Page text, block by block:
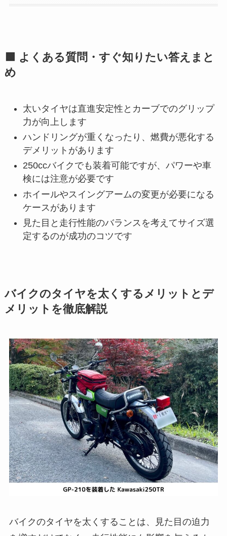
🟩 よくある質問・すぐ知りたい答えまと
め
太いタイヤは直進安定性とカーブでのグリップ
力が向上します
ハンドリングが重くなったり、燃費が悪化する
デメリットがあります
250ccバイクでも装着可能ですが、パワーや車
検には注意が必要です
ホイールやスイングアームの変更が必要になる
ケースがあります
見た目と走行性能のバランスを考えてサイズ選
定するのが成功のコツです
バイクのタイヤを太くするメリットとデ
メリットを徹底解説
バイクのタイヤを太くすることは、見た目の迫力